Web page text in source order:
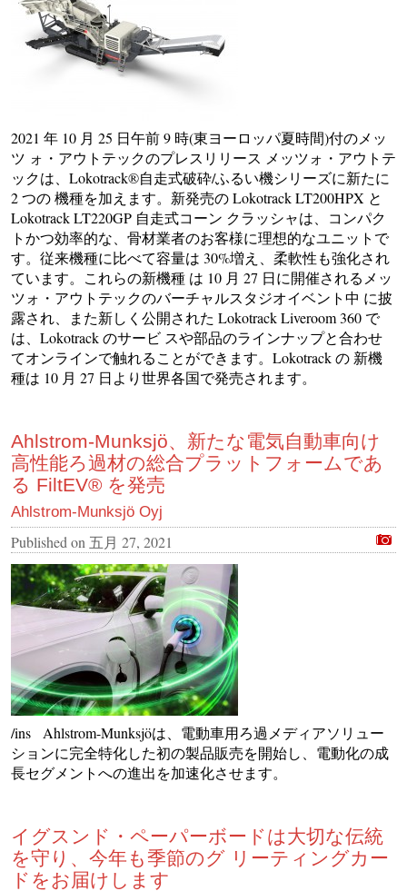
2021 年 10 月 25 日午前 9 時(東ヨーロッパ夏時間)付のメッ
ツ ォ・アウトテックのプレスリリース メッツォ・アウトテ
ックは、Lokotrack®自走式破砕/ふるい機シリーズに新たに
2 つの 機種を加えます。新発売の Lokotrack LT200HPX と
Lokotrack LT220GP 自走式コーン クラッシャは、コンパク
トかつ効率的な、骨材業者のお客様に理想的なユニットで
す。従来機種に比べて容量は 30%増え、柔軟性も強化され
ています。これらの新機種 は 10 月 27 日に開催されるメッ
ツォ・アウトテックのバーチャルスタジオイベント中 に披
露され、また新しく公開された Lokotrack Liveroom 360 で
は、Lokotrack のサービ スや部品のラインナップと合わせ
てオンラインで触れることができます。Lokotrack の 新機
種は 10 月 27 日より世界各国で発売されます。
Ahlstrom-Munksjö、新たな電気自動車向け
高性能ろ過材の総合プラットフォームであ
る FiltEV® を発売
Ahlstrom-Munksjö Oyj
Published on 五月 27, 2021
/ins Ahlstrom-Munksjöは、電動車用ろ過メディアソリュー
ションに完全特化した初の製品販売を開始し、電動化の成
長セグメントへの進出を加速化させます。
イグスンド・ペーパーボードは大切な伝統
を守り、今年も季節のグ リーティングカー
ドをお届けします